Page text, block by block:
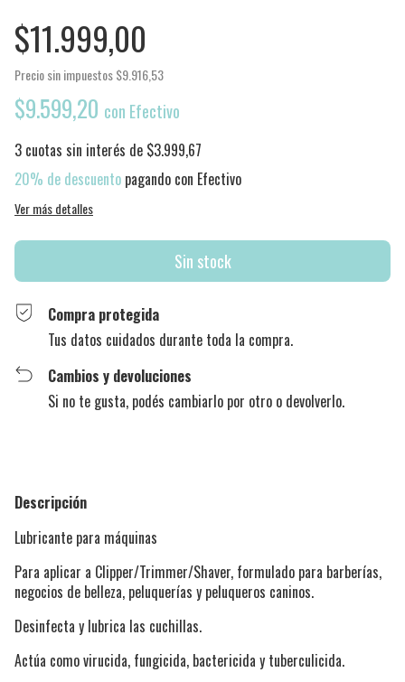
$11.999,00
Precio sin impuestos$9.916,53
$9.599,20 con Efectivo
3 cuotas sin interés de $3.999,67
20% de descuento pagando con Efectivo
Ver más detalles
Compra protegida
Tus datos cuidados durante toda la compra.
Cambios y devoluciones
Si no te gusta, podés cambiarlo por otro o devolverlo.
Descripción
Lubricante para máquinas
Para aplicar a Clipper/Trimmer/Shaver, formulado para barberías,
negocios de belleza, peluquerías y peluqueros caninos.
Desinfecta y lubrica las cuchillas.
Actúa como virucida, fungicida, bactericida y tuberculicida.